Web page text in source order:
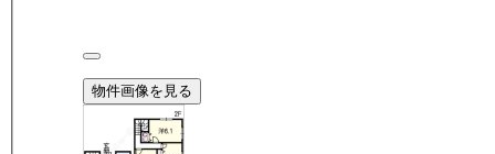
物件画像を見る